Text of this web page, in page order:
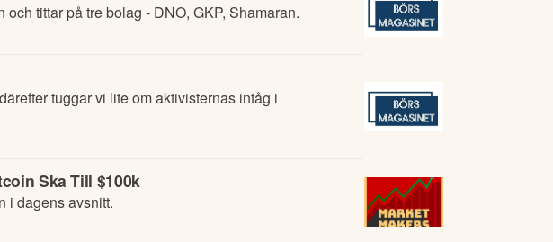
tittar på tre bolag - DNO, GKP, Shamaran.
tuggar vi lite om aktivisternas intåg i
Ska Till $100k
i dagens avsnitt.